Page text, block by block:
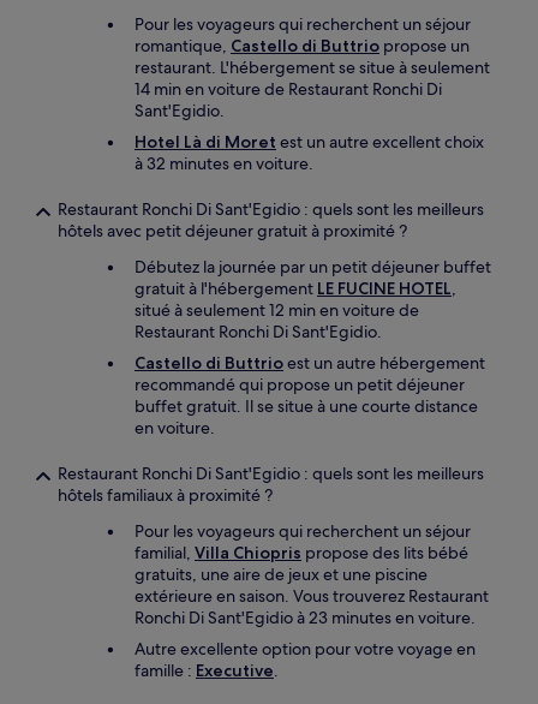
Pour les voyageurs qui recherchent un séjour
romantique, Castello di Buttrio propose un
restaurant. L'hébergement se situe à seulement
14 min en voiture de Restaurant Ronchi Di
Sant'Egidio.
Hotel Là di Moret est un autre excellent choix
à 32 minutes en voiture.
Restaurant Ronchi Di Sant'Egidio : quels sont les meilleurs
hôtels avec petit déjeuner gratuit à proximité ?
Débutez la journée par un petit déjeuner buffet
gratuit à l'hébergement LE FUCINE HOTEL,
situé à seulement 12 min en voiture de
Restaurant Ronchi Di Sant'Egidio.
Castello di Buttrioest un autre hébergement
recommandé qui propose un petit déjeuner
buffet gratuit. Il se situe à une courte distance
en voiture.
Restaurant Ronchi Di Sant'Egidio : quels sont les meilleurs
hôtels familiaux à proximité ?
Pour les voyageurs qui recherchent un séjour
familial, Villa Chiopris propose des lits bébé
gratuits, une aire de jeux et une piscine
extérieure en saison. Vous trouverez Restaurant
Ronchi Di Sant'Egidio à 23 minutes en voiture.
Autre excellente option pour votre voyage en
famille : Executive.